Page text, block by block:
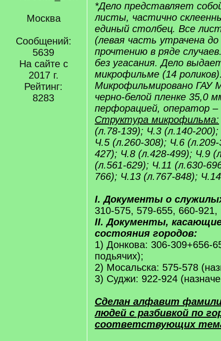
Москва
Сообщений:
5639
На сайте с
2017 г.
Рейтинг:
8283
*Дело представляет
листы, частично
единый столбец. Все
(левая часть утрачена
прочтению в ряде
без угасания. Дело
микрофильме (14
Микрофильмировано ГАУ
черно-белой пленке 35,0
перфорацией, оператор –
Структура микрофильма:
(л.78-139); Ч.3 (л.140-
Ч.5 (л.260-308); Ч.6
427); Ч.8 (л.428-499); Ч.9
(л.561-629); Ч.11 (л.630-
766); Ч.13 (л.767-848);
I. Документы о
310-575, 579-655, 660-921,
II. Документы,
состояния городов:
1) Донкова: 306-309+656-
подьячих);
2) Мосальска: 575-578
3) Суджи: 922-924
Сделан алфавит
людей с разбивкой по
соответствующих